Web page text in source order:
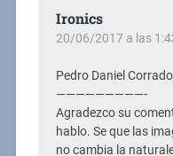
Ironics
20/06/2017 a las
Pedro Daniel
—————————-
Agradezco su
hablo. Se que las
no cambia la